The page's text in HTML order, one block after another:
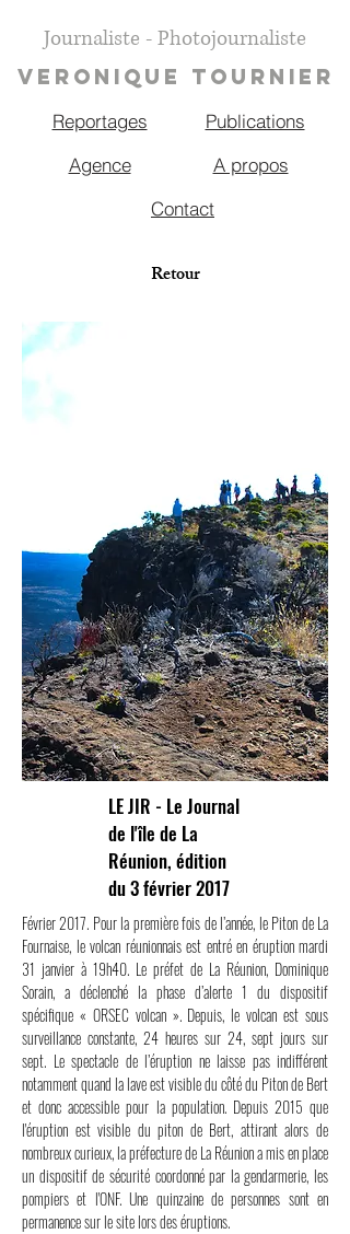
Journaliste - Photojournaliste
VERONIQUE TOURNIER
Reportages
Publications
Agence
A propos
Contact
Retour
LE JIR - Le Journal
de l'île de La
Réunion, édition
du 3 février 2017
Février 2017. Pour la première fois de l’année, le Piton de La
Fournaise, le volcan réunionnais est entré en éruption mardi
31 janvier à 19h40. Le préfet de La Réunion, Dominique
Sorain, a déclenché la phase d’alerte 1 du dispositif
spécifique « ORSEC volcan ». Depuis, le volcan est sous
surveillance constante, 24 heures sur 24, sept jours sur
sept. Le spectacle de l’éruption ne laisse pas indifférent
notamment quand la lave est visible du côté du Piton de Bert
et donc accessible pour la population. Depuis 2015 que
l'éruption est visible du piton de Bert, attirant alors de
nombreux curieux, la préfecture de La Réunion a mis en place
un dispositif de sécurité coordonné par la gendarmerie, les
pompiers et l'ONF. Une quinzaine de personnes sont en
permanence sur le site lors des éruptions.